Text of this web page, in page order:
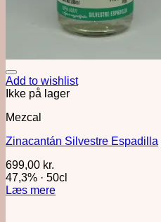
Add to wishlist
Ikke på lager
Mezcal
Zinacantán Silvestre Espadilla
699,00 kr.
47,3% · 50cl
Læs mere